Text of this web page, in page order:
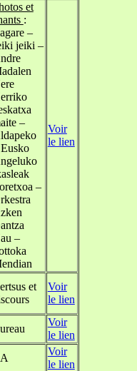
et
:
–
jeiki –
–
–
–
Voir
le lien
et
Voir
le lien
Voir
le lien
Voir
le lien